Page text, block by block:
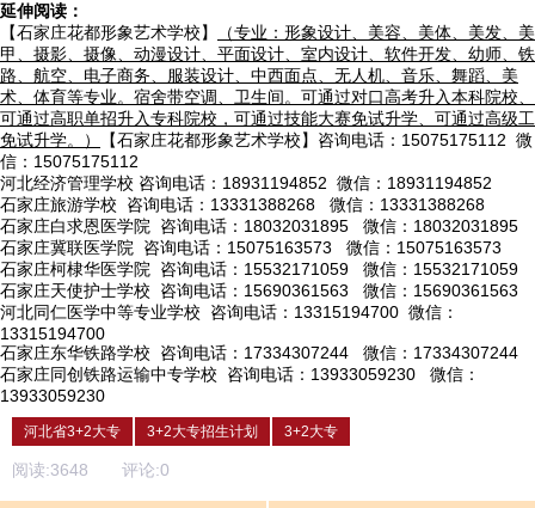
延伸阅读：
【石家庄花都形象艺术学校】
（专业：形象设计、美容、美体、美发、美
甲、摄影、摄像、动漫设计、平面设计、室内设计、软件开发、幼师、铁
路、航空、电子商务、服装设计、中西面点、无人机、音乐、舞蹈、美
术、体育等专业。宿舍带空调、卫生间。可通过对口高考升入本科院校、
可通过高职单招升入专科院校，可通过技能大赛免试升学、可通过高级工
免试升学。）
【石家庄花都形象艺术学校】咨询电话：15075175112 微
信：15075175112
河北经济管理学校 咨询电话：18931194852 微信：18931194852
石家庄旅游学校 咨询电话：13331388268 微信：13331388268
石家庄白求恩医学院 咨询电话：18032031895 微信：18032031895
石家庄冀联医学院 咨询电话：15075163573 微信：15075163573
石家庄柯棣华医学院 咨询电话：15532171059 微信：15532171059
石家庄天使护士学校 咨询电话：15690361563 微信：15690361563
河北同仁医学中等专业学校 咨询电话：13315194700 微信：
13315194700
石家庄东华铁路学校 咨询电话：17334307244 微信：17334307244
石家庄同创铁路运输中专学校 咨询电话：13933059230 微信：
13933059230
河北省3+2大专 3+2大专招生计划 3+2大专
阅读:3648 评论:0